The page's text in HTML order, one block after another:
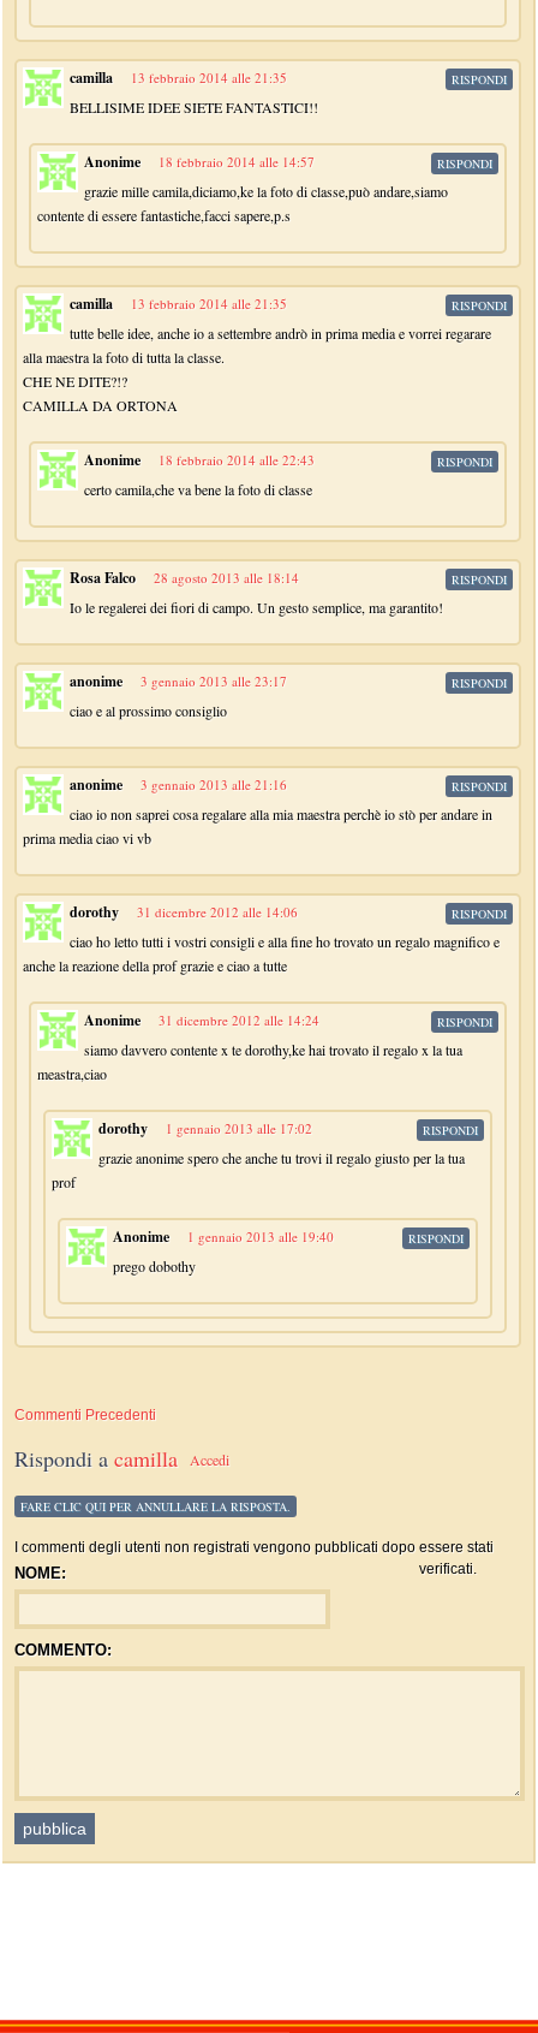
camilla 13 febbraio 2014 alle 21:35
BELLISIME IDEE SIETE FANTASTICI!!
RISPONDI
Anonime 18 febbraio 2014 alle 14:57
grazie mille camila,diciamo,ke la foto di classe,può andare,siamo
contente di essere fantastiche,facci sapere,p.s
RISPONDI
camilla 13 febbraio 2014 alle 21:35
tutte belle idee, anche io a settembre andrò in prima media e vorrei regarare
alla maestra la foto di tutta la classe.
CHE NE DITE?!?
CAMILLA DA ORTONA
RISPONDI
Anonime 18 febbraio 2014 alle 22:43
certo camila,che va bene la foto di classe
RISPONDI
Rosa Falco 28 agosto 2013 alle 18:14
Io le regalerei dei fiori di campo. Un gesto semplice, ma garantito!
RISPONDI
anonime 3 gennaio 2013 alle 23:17
ciao e al prossimo consiglio
RISPONDI
anonime 3 gennaio 2013 alle 21:16
ciao io non saprei cosa regalare alla mia maestra perchè io stò per andare in
prima media ciao vi vb
RISPONDI
dorothy 31 dicembre 2012 alle 14:06
ciao ho letto tutti i vostri consigli e alla fine ho trovato un regalo magnifico e
anche la reazione della prof grazie e ciao a tutte
RISPONDI
Anonime 31 dicembre 2012 alle 14:24
siamo davvero contente x te dorothy,ke hai trovato il regalo x la tua
meastra,ciao
RISPONDI
dorothy 1 gennaio 2013 alle 17:02
grazie anonime spero che anche tu trovi il regalo giusto per la tua
prof
RISPONDI
Anonime 1 gennaio 2013 alle 19:40
prego dobothy
RISPONDI
Commenti Precedenti
Rispondi acamilla Accedi
FARE CLIC QUI PER ANNULLARE LA RISPOSTA.
I commenti degli utenti non registrati vengono pubblicati dopo essere stati
verificati.
NOME:
COMMENTO: